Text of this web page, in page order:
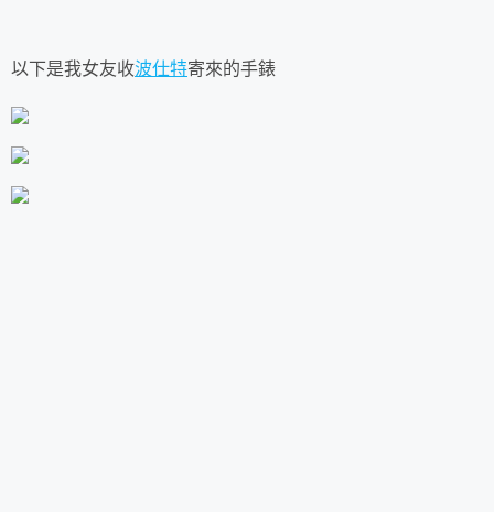
以下是我女友收波仕特寄來的手錶